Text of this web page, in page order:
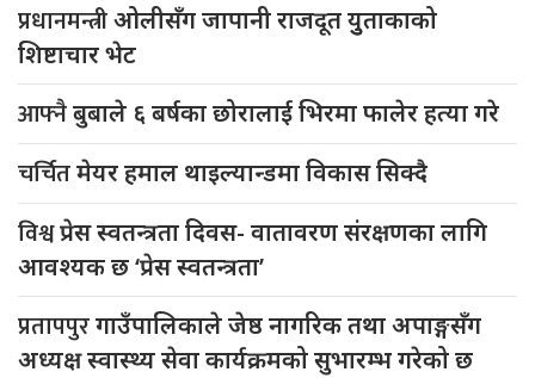
प्रधानमन्त्रीओलीसँग जापानी राजदूत युुताकाको
शिष्टाचार भेट
आफ्नैबुबाले ६ बर्षका छोरालाई भिरमा फालेर हत्या गरे
चर्चितमेयर हमाल थाइल्यान्डमा विकास सिक्दै
विश्वप्रेस स्वतन्त्रता दिवस- वातावरण संरक्षणका लागि
आवश्यक छ ‘प्रेस स्वतन्त्रता’
प्रतापपुरगाउँपालिकाले जेष्ठ नागरिक तथा अपाङ्गसँग
अध्यक्ष स्वास्थ्य सेवा कार्यक्रमको सुभारम्भ गरेको छ